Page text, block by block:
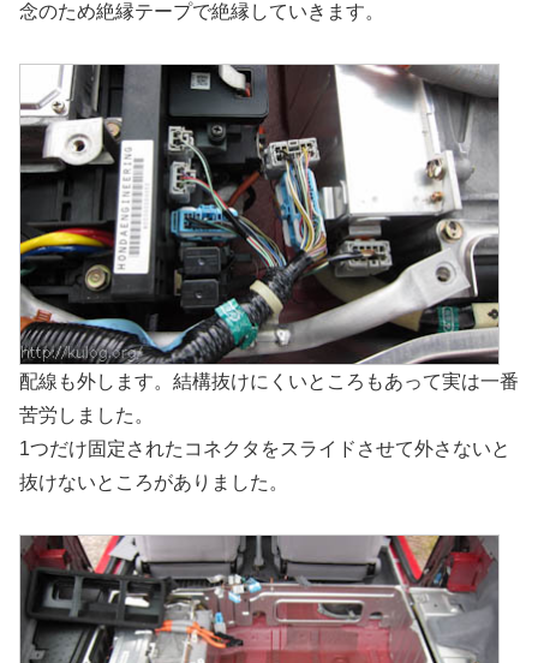
念のため絶縁テープで絶縁していきます。
配線も外します。結構抜けにくいところもあって実は一番
苦労しました。
1つだけ固定されたコネクタをスライドさせて外さないと
抜けないところがありました。